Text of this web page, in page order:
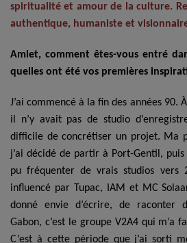
spiritualité et amour de la culture.
authentique, humaniste et
Amlet, comment êtes-vous entré
quelles ont été vos premières
J’ai commencé à la fin des années 90.
il n’y avait pas de studio
difficile de concrétiser un projet. Ma
j’ai décidé de partir à Port-Gentil,
pu fréquenter de vrais studios vers
influencé par Tupac, IAM et MC
donné envie d’écrire, de raconter
Gabon, c’est le groupe V2A4 qui m’a
C’est à cette période que j’ai sorti